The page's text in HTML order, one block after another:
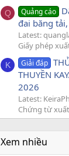
Q Quảng cáo
đai băng
Latest:
Giấy phép
K Giải đáp
THUYỀN
2026
Latest:
Chứng từ
Xem nhiều